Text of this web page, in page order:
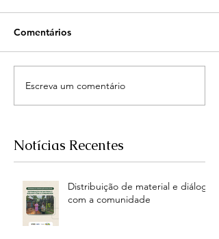
Comentários
Escreva um comentário
Notícias Recentes
Distribuição de material e diálogo
com a comunidade